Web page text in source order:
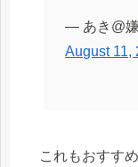
— あき@
August 11,
これもおすすめ